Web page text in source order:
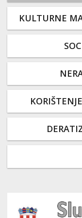
KULTURNE